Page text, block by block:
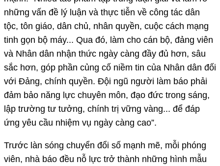
những vấn đề lý luận và thực tiễn về công tác dân
tộc, tôn giáo, dân chủ, nhân quyền, cuộc cách mạng
tinh gọn bộ máy... Qua đó, làm cho cán bộ, đảng viên
và Nhân dân nhận thức ngày càng đầy đủ hơn, sâu
sắc hơn, góp phần củng cố niềm tin của Nhân dân đối
với Ðảng, chính quyền. Ðội ngũ người làm báo phải
đảm bảo năng lực chuyên môn, đạo đức trong sáng,
lập trường tư tưởng, chính trị vững vàng... để đáp
ứng yêu cầu nhiệm vụ ngày càng cao”.
Trước làn sóng chuyển đổi số mạnh mẽ, mỗi phóng
viên, nhà báo đều nỗ lực trở thành những hình mẫu